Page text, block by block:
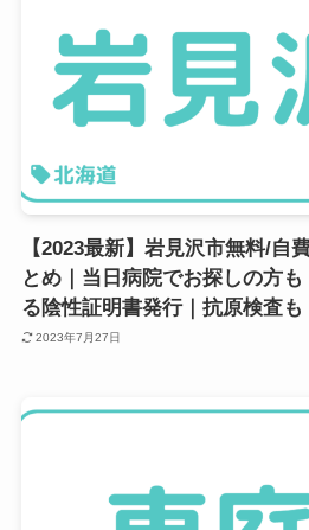
【2023最新】岩見沢市無料/自
とめ｜当日病院でお探しの方
る陰性証明書発行｜抗原検査も
2023年7月27日